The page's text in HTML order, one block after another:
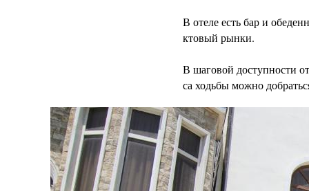
В отеле есть бар и
ктовый рынки.
В шаговой доступности
са ходьбы можно